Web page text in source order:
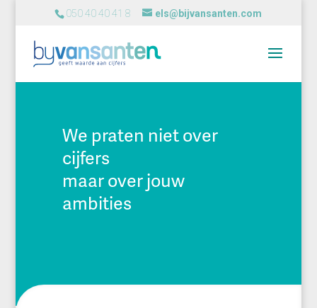
050 40 40 41 8 els@bijvansanten.com
We praten niet over
cijfers
maar over jouw
ambities